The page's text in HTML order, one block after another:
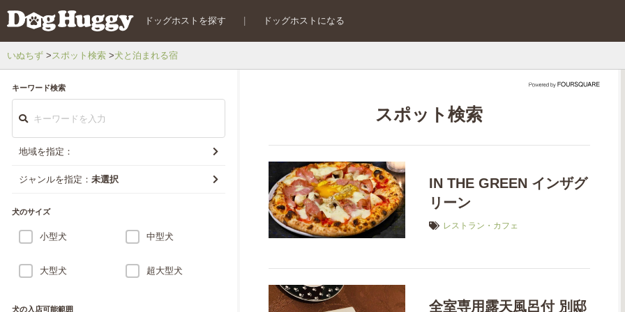
ドッグホストを探す ドッグホストになる
いぬちず スポット検索 犬と泊まれる宿
キーワード検索
地域を指定：
ジャンルを指定：未選択
犬のサイズ
小型犬 中型犬
大型犬 超大型犬
犬の入店可能範囲
スポット検索
IN THE GREEN インザグ
リーン
レストラン・カフェ
全室専用露天風呂付 別邸